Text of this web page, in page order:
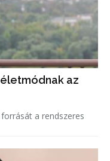
az
a rendszeres